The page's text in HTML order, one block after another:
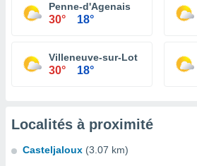
Penne-d'Agenais
30° 18°
Villeneuve-sur-Lot
30° 18°
Localités à proximité
Casteljaloux (3.07 km)